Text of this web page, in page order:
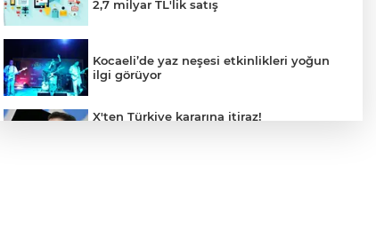
2,7 milyar TL'lik satış
Kocaeli’de yaz neşesi etkinlikleri yoğun
ilgi görüyor
X'ten Türkiye kararına itiraz!